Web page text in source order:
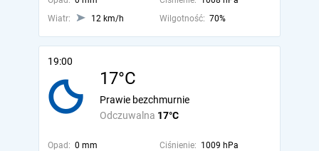
Wiatr:
12 km/h Wilgotność: 70%
19:00
17°C
Odczuwalna 17°C
Prawie bezchmurnie
Opad: 0 mm Ciśnienie: 1009 hPa